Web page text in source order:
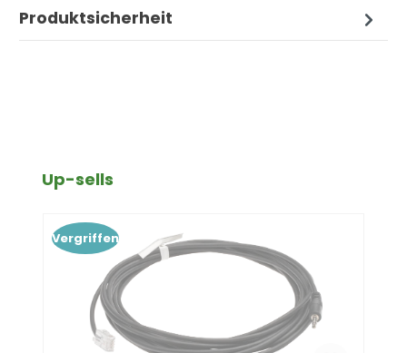
Produktsicherheit
Produktgalerie überspringen
Up-sells
Vergriffen